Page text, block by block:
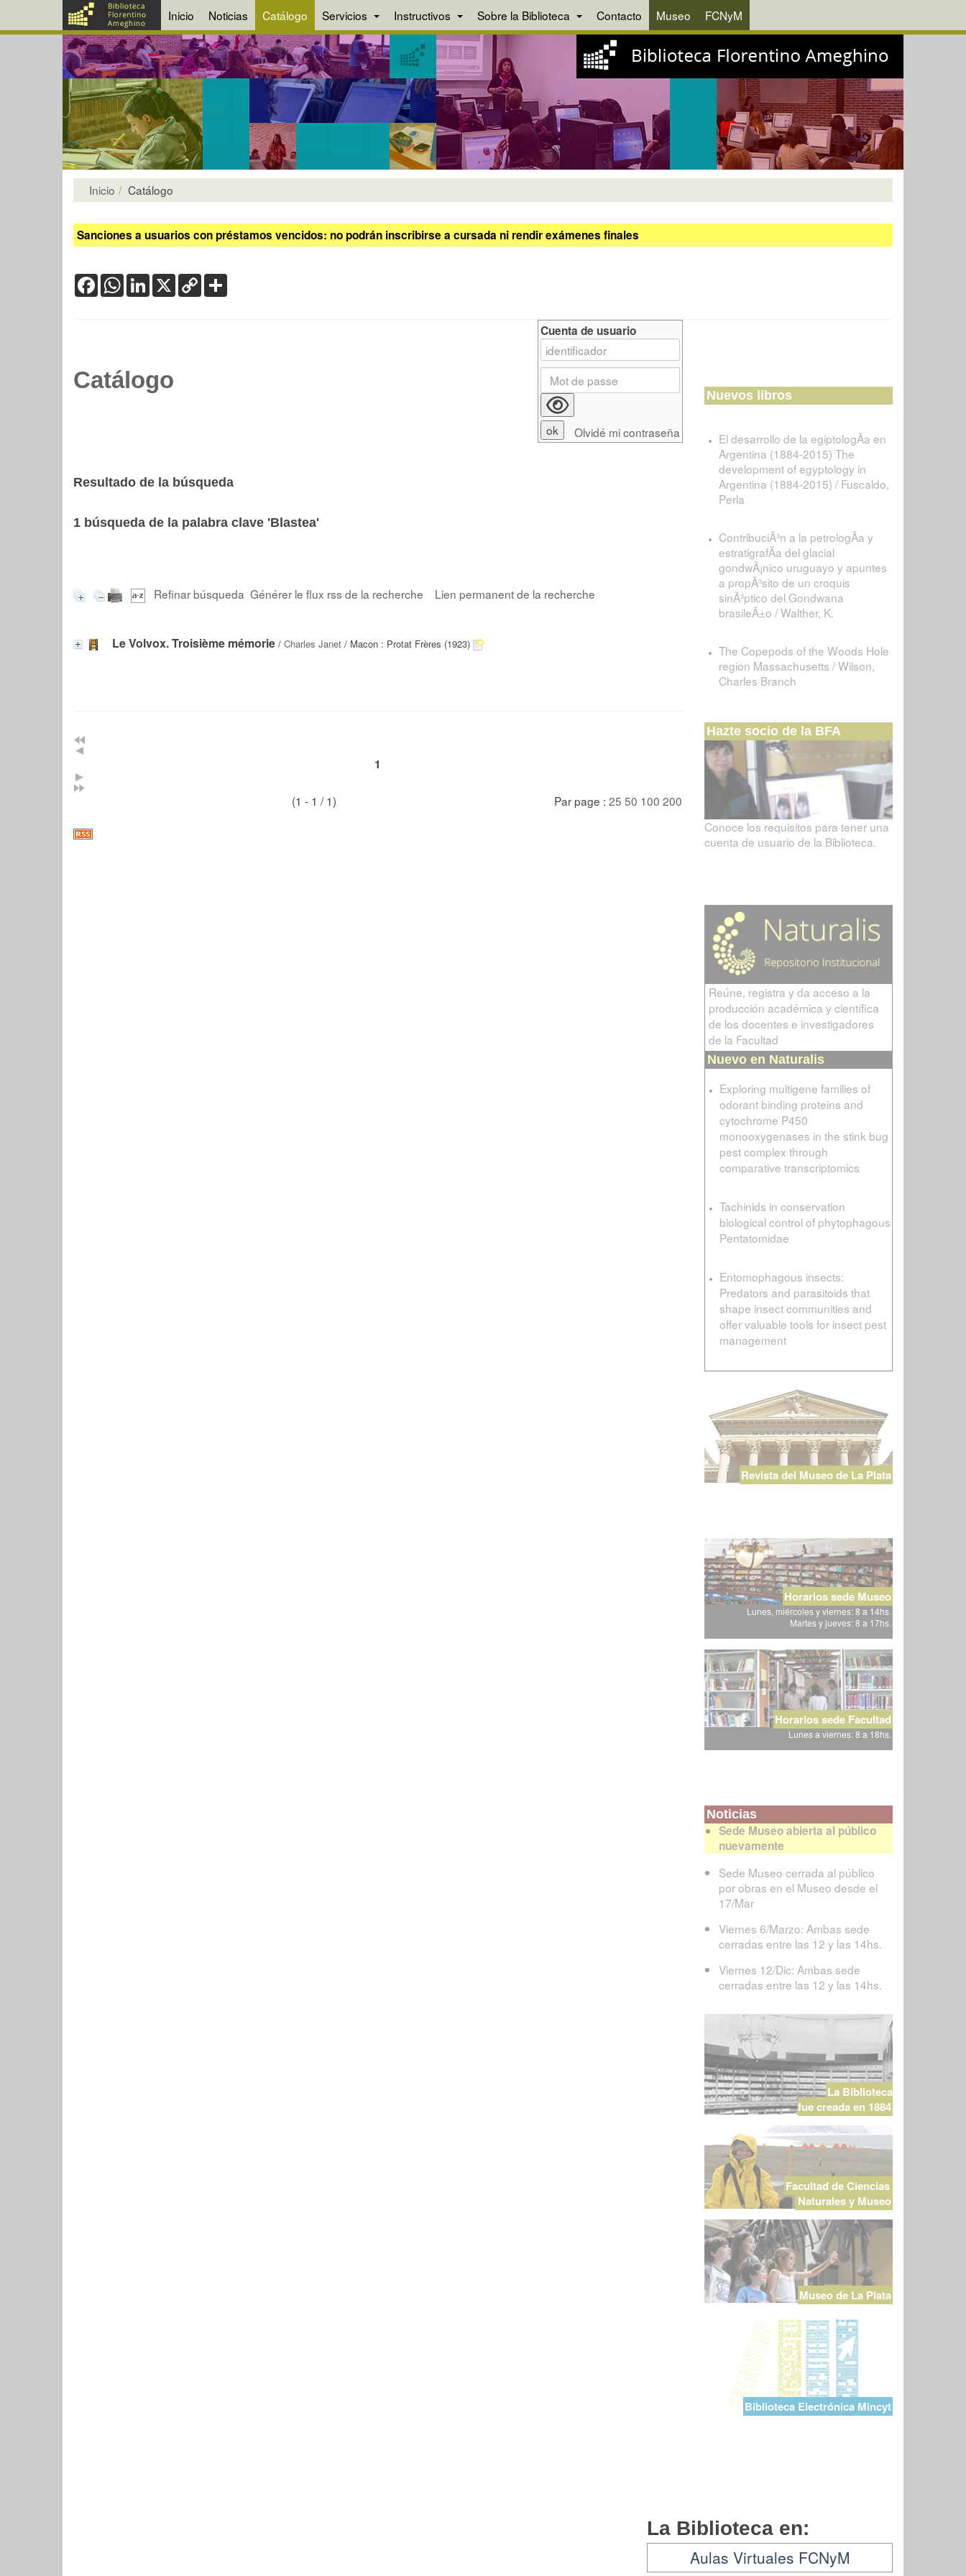
Inicio Noticias Catálogo Servicios Instructivos Sobre la Biblioteca Contacto Museo FCNyM
Inicio Catálogo
Sanciones a usuarios con préstamos vencidos: no podrán inscribirse a cursada ni rendir exámenes finales
FacebookWhatsApp
LinkedIn
X Copy
Link
Catálogo
Resultado de la búsqueda
1 búsqueda de la palabra clave 'Blastea'
Refinar búsqueda Générer le flux rss de la recherche Lien permanent de la recherche
Le Volvox. Troisième mémorie / Charles Janet / Macon : Protat Frères (1923)
1
(1 - 1 / 1) Par page : 25 50 100 200
Cuenta de usuario
Olvidé mi contraseña
Nuevos libros
El desarrollo de la egiptologÃ­a en
Argentina (1884-2015) The
development of egyptology in
Argentina (1884-2015) / Fuscaldo,
Perla
ContribuciÃ³n a la petrologÃ­a y
estratigrafÃ­a del glacial
gondwÃ¡nico uruguayo y apuntes
a propÃ³sito de un croquis
sinÃ³ptico del Gondwana
brasileÃ±o / Walther, K.
The Copepods of the Woods Hole
region Massachusetts / Wilson,
Charles Branch
Hazte socio de la BFA
Conoce los requisitos para tener una
cuenta de usuario de la Biblioteca.
Reúne, registra y da acceso a la
producción académica y científica
de los docentes e investigadores
de la Facultad
Nuevo en Naturalis
Exploring multigene families of
odorant binding proteins and
cytochrome P450
monooxygenases in the stink bug
pest complex through
comparative transcriptomics
Tachinids in conservation
biological control of phytophagous
Pentatomidae
Entomophagous insects:
Predators and parasitoids that
shape insect communities and
offer valuable tools for insect pest
management
Revista del Museo de La Plata
Horarios sede Museo
Lunes, miércoles y viernes: 8 a 14hs.
Martes y jueves: 8 a 17hs.
Horarios sede Facultad
Lunes a viernes: 8 a 18hs.
Noticias
Sede Museo abierta al público
nuevamente
Sede Museo cerrada al público
por obras en el Museo desde el
17/Mar
Viernes 6/Marzo: Ambas sede
cerradas entre las 12 y las 14hs.
Viernes 12/Dic: Ambas sede
cerradas entre las 12 y las 14hs.
La Biblioteca
fue creada en 1884
Facultad de Ciencias
Naturales y Museo
Museo de La Plata
Biblioteca Electrónica Mincyt
La Biblioteca en:
Aulas Virtuales FCNyM